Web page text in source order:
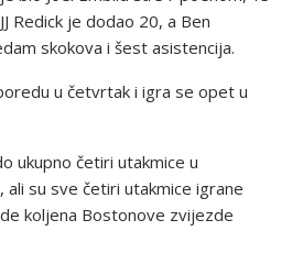
Redick je dodao 20, a Ben
skokova i šest asistencija.
u četvrtak i igra se opet u
ukupno četiri utakmice u
su sve četiri utakmice igrane
koljena Bostonove zvijezde